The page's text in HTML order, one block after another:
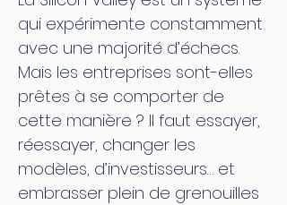
qui expérimente constamment
avec une majorité d’échecs.
Mais les entreprises sont-elles
prêtes à se comporter de
cette manière ? Il faut essayer,
réessayer, changer les
modèles, d’investisseurs… et
embrasser plein de grenouilles